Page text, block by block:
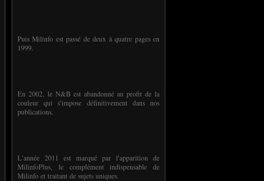
Puis Milinfo est passé de deux à quatre pages en
1999.
En 2002, le N&B est abandonné au profit de la
couleur qui s'impose définitivement dans nos
publications.
L'année 2011 est marqué par l'apparition de
MilinfoPlus, le complément indispensable de
Milinfo et traitant de sujets uniques.